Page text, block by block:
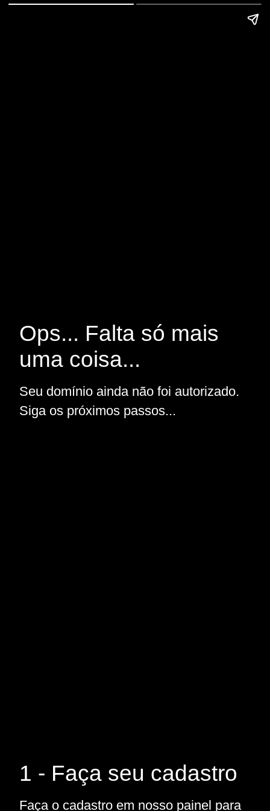
Ops... Falta só mais
uma coisa...
Seu domínio ainda não foi autorizado.
Siga os próximos passos...
1 - Faça seu cadastro
Faça o cadastro em nosso painel para